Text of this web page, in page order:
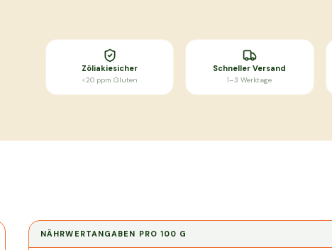
Zöliakiesicher
<20 ppm Gluten
Schneller Versand
1–3 Werktage
NÄHRWERTANGABEN PRO100 G